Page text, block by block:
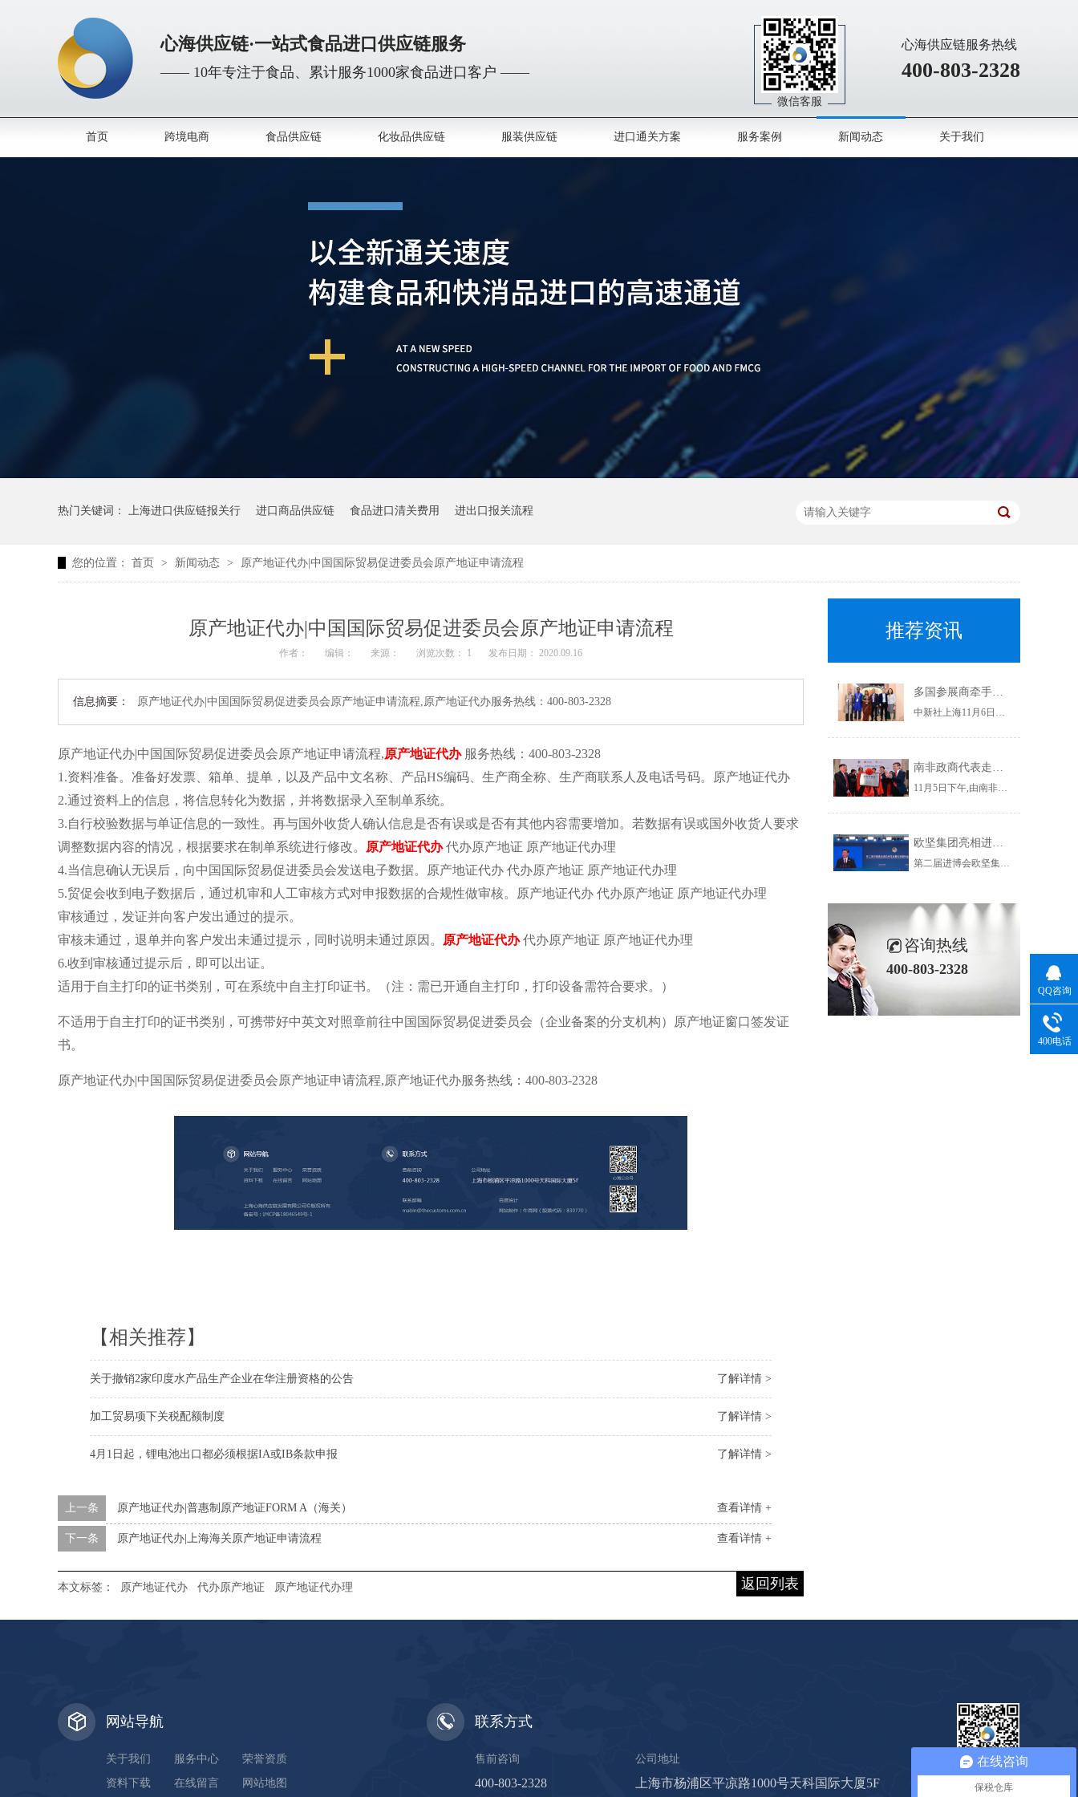
心海供应链·一站式食品进口供应链服务
—— 10年专注于食品、累计服务1000家食品进口客户 ——
微信客服
心海供应链服务热线
400-803-2328
首页 跨境电商 食品供应链 化妆品供应链 服装供应链 进口通关方案 服务案例 新闻动态 关于我们
热门关键词： 上海进口供应链报关行 进口商品供应链 食品进口清关费用 进出口报关流程
您的位置： 首页 > 新闻动态 > 原产地证代办|中国国际贸易促进委员会原产地证申请流程
原产地证代办|中国国际贸易促进委员会原产地证申请流程
作者： 编辑： 来源： 浏览次数： 1 发布日期： 2020.09.16
信息摘要： 原产地证代办|中国国际贸易促进委员会原产地证申请流程,原产地证代办服务热线：400-803-2328
原产地证代办|中国国际贸易促进委员会原产地证申请流程,原产地证代办 服务热线：400-803-2328
1.资料准备。准备好发票、箱单、提单，以及产品中文名称、产品HS编码、生产商全称、生产商联系人及电话号码。原产地证代办
2.通过资料上的信息，将信息转化为数据，并将数据录入至制单系统。
3.自行校验数据与单证信息的一致性。再与国外收货人确认信息是否有误或是否有其他内容需要增加。若数据有误或国外收货人要求
调整数据内容的情况，根据要求在制单系统进行修改。
原产地证代办 代办原产地证 原产地证代办理
4.当信息确认无误后，向中国国际贸易促进委员会发送电子数据。原产地证代办 代办原产地证 原产地证代办理
5.贸促会收到电子数据后，通过机审和人工审核方式对申报数据的合规性做审核。原产地证代办 代办原产地证 原产地证代办理
审核通过，发证并向客户发出通过的提示。
审核未通过，退单并向客户发出未通过提示，同时说明未通过原因。
原产地证代办 代办原产地证 原产地证代办理
6.收到审核通过提示后，即可以出证。
适用于自主打印的证书类别，可在系统中自主打印证书。（注：需已开通自主打印，打印设备需符合要求。）
不适用于自主打印的证书类别，可携带好中英文对照章前往中国国际贸易促进委员会（企业备案的分支机构）原产地证窗口签发证
书。
原产地证代办|中国国际贸易促进委员会原产地证申请流程,原产地证代办服务热线：400-803-2328
【相关推荐】
了解详情 >
关于撤销2家印度水产品生产企业在华注册资格的公告
了解详情 >
加工贸易项下关税配额制度
了解详情 >
4月1日起，锂电池出口都必须根据IA或IB条款申报
查看详情 +
上一条 原产地证代办|普惠制原产地证FORM A（海关）
查看详情 +
下一条 原产地证代办|上海海关原产地证申请流程
返回列表
本文标签： 原产地证代办 代办原产地证 原产地证代办理
推荐资讯
多国参展商牵手上海杨浦企业 推动优质特色产品进入中国市场
中新社上海11月6日电(记者陈静)正在举行的第二届进博会上，上海交易团杨浦交易分团6日集中与7家参展商签约，6个采购订单落地。
11月5日下午,由南非小企业发展部副部长玛丽·卡帕女士带队,南部非洲上海工商联谊总会组织南非政府官员、企业家、华人华侨社团成员一行53人到访杨浦区,参加“南非—杨浦投资促进对接会暨南非贸易港上海运营中心揭牌仪式”并参观了欧坚集团。
欧坚集团亮相进博会虹桥国际经济论坛看全球贸易新趋势
第二届进博会欧坚集团旗下欣海国际报关集团有限公司在服务贸易展区1.1B9-07为您服务！欢迎您的莅临,我们不见不散~
咨询热线
400-803-2328
网站导航
关于我们 服务中心
荣誉资质
资料下载
在线留言 网站地图
联系方式
售前咨询
400-803-2328
公司地址
上海市杨浦区平凉路1000号天科国际大厦5F 心海公众号
QQ咨询
400电话
在线咨询
保税仓库